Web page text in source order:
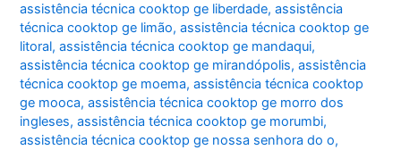
assistência técnica cooktop ge liberdade,assistência
técnica cooktop ge limão,assistência técnica cooktop ge
litoral,assistência técnica cooktop ge mandaqui,
assistência técnica cooktop ge mirandópolis,assistência
técnica cooktop ge moema,assistência técnica cooktop
ge mooca,assistência técnica cooktop ge morro dos
ingleses,assistência técnica cooktop ge morumbi,
assistência técnica cooktop ge nossa senhora do o,